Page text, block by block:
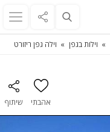
וילות בגפן וילה גפן ריזורט
אהבתי שיתוף